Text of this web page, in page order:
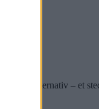
alternativ – et